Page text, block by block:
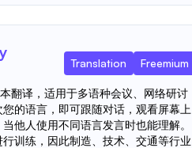
Translation Freemium
翻译，适用于多语种会议、网络研讨
的语言，即可跟随对话，观看屏幕上
他人使用不同语言发言时也能理解。
训练，因此制造、技术、交通等行业